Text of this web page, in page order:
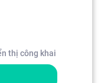
thị công khai